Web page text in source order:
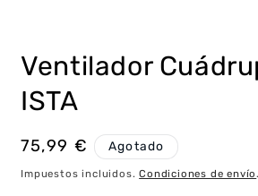
1
en
una
ventana
Ventilador
ISTA
Precio
habitual
75,99 € Agotado
Impuestos incluidos.Condiciones de envío .